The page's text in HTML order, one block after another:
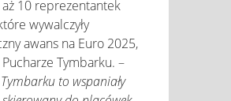
10 reprezentantek
wywalczyły
awans na Euro 2025,
Pucharze Tymbarku. –
to wspaniały